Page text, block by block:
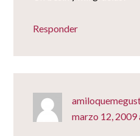
Responder
marzo 12, 2009